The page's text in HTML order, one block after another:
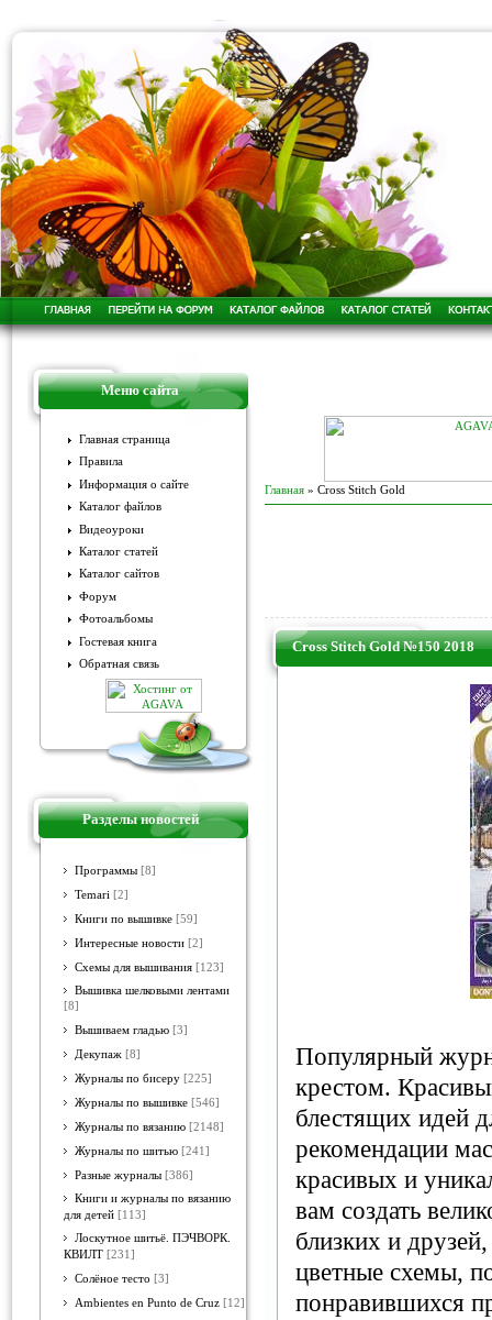
Меню сайта
Главная страница
Правила
Информация о сайте
Каталог файлов
Видеоуроки
Каталог статей
Каталог сайтов
Форум
Фотоальбомы
Гостевая книга
Обратная связь
Разделы новостей
Программы [8]
Temari [2]
Книги по вышивке [59]
Интересные новости [2]
Схемы для вышивания [123]
Вышивка шелковыми лентами
[8]
Вышиваем гладью [3]
Декупаж [8]
Журналы по бисеру [225]
Журналы по вышивке [546]
Журналы по вязанию [2148]
Журналы по шитью [241]
Разные журналы [386]
Книги и журналы по вязанию
для детей [113]
Лоскутное шитьё. ПЭЧВОРК.
КВИЛТ [231]
Солёное тесто [3]
Ambientes en Punto de Cruz [12]
Главная » Cross Stitch Gold
Cross Stitch Gold №150 2018
Популярный
крестом.
блестящих идей
рекомендации
красивых и
вам создать
близких и
цветные схемы,
понравившихся